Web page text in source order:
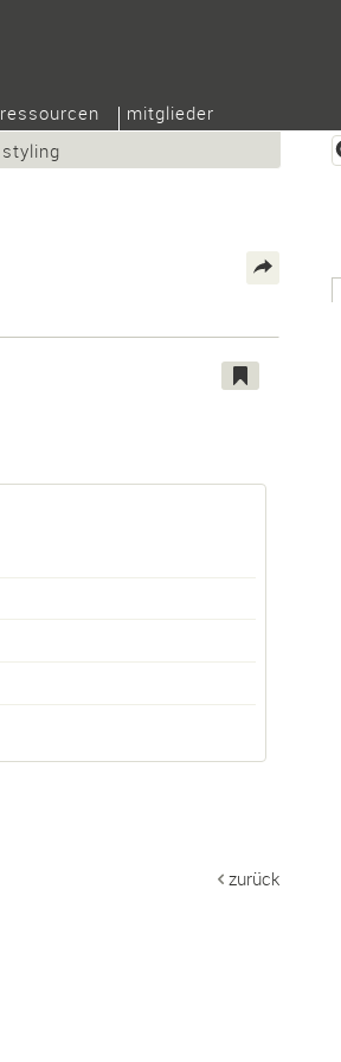
styling
ressourcen mitglieder
zurück